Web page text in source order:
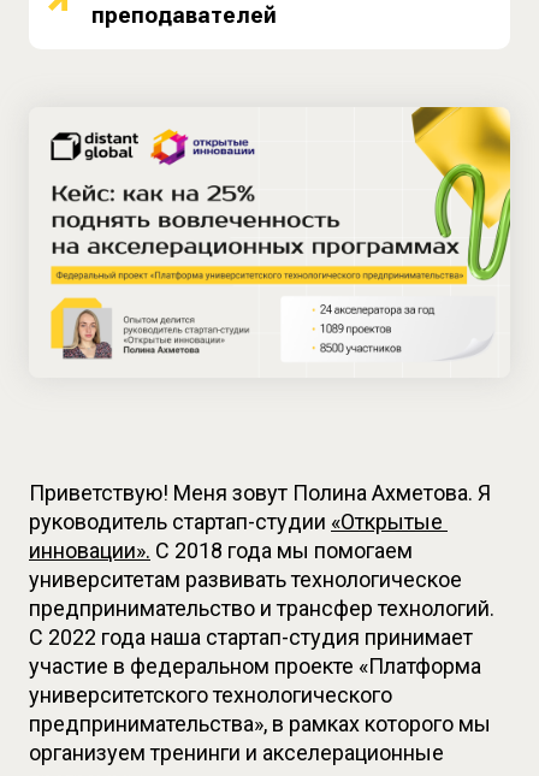
преподавателей
Приветствую! Меня зовут Полина Ахметова. Я
руководитель стартап-студии «Открытые
инновации». С 2018 года мы помогаем
университетам развивать технологическое
предпринимательство и трансфер технологий.
С 2022 года наша стартап-студия принимает
участие в федеральном проекте «Платформа
университетского технологического
предпринимательства», в рамках которого мы
организуем тренинги и акселерационные